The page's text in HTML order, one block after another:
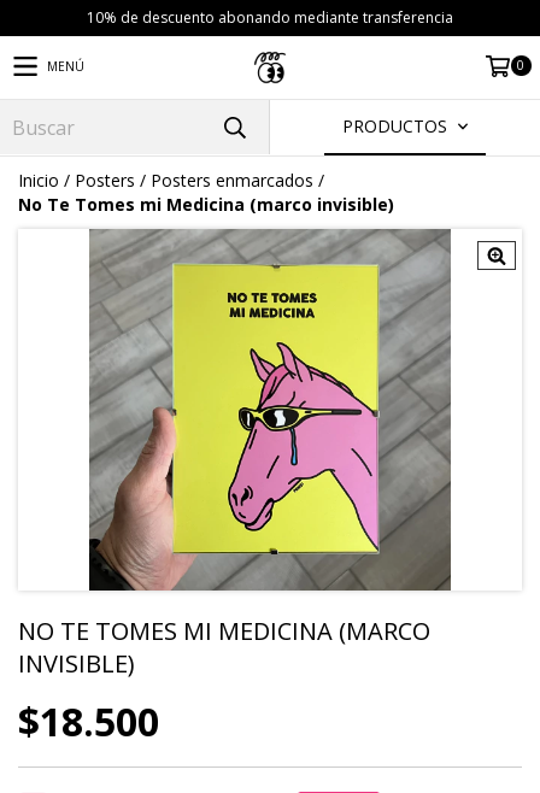
10% de descuento abonando mediante transferencia
MENÚ 0
PRODUCTOS
Inicio / Posters / Posters enmarcados /
No Te Tomes mi Medicina (marco invisible)
NO TE TOMES MI MEDICINA (MARCO
INVISIBLE)
$18.500